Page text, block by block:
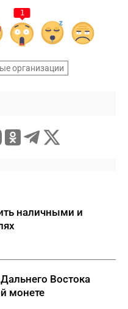
1
организации
наличными и
Востока
монете